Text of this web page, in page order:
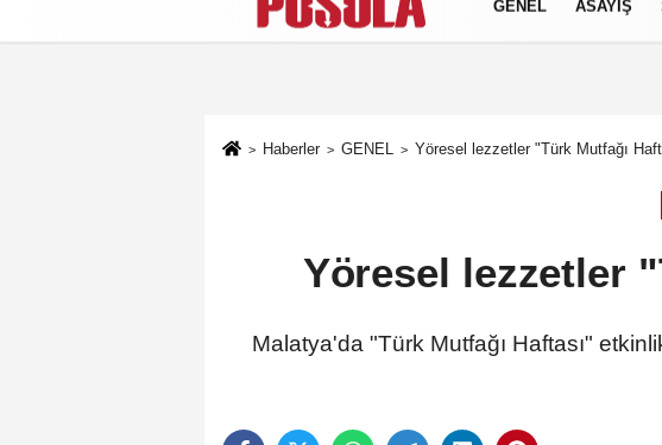
Künye İletişim Gizlilik Politikası
GENEL ASAYİŞ
Haberler GENEL Yöresel lezzetler "Türk Mutfağı
Yöresel lezzetler
Malatya'da "Türk Mutfağı Haftası"